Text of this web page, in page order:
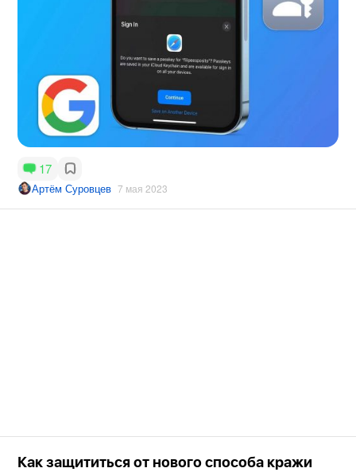
17
Артём Суровцев 7 мая 2023
Как защититься от нового способа кражи